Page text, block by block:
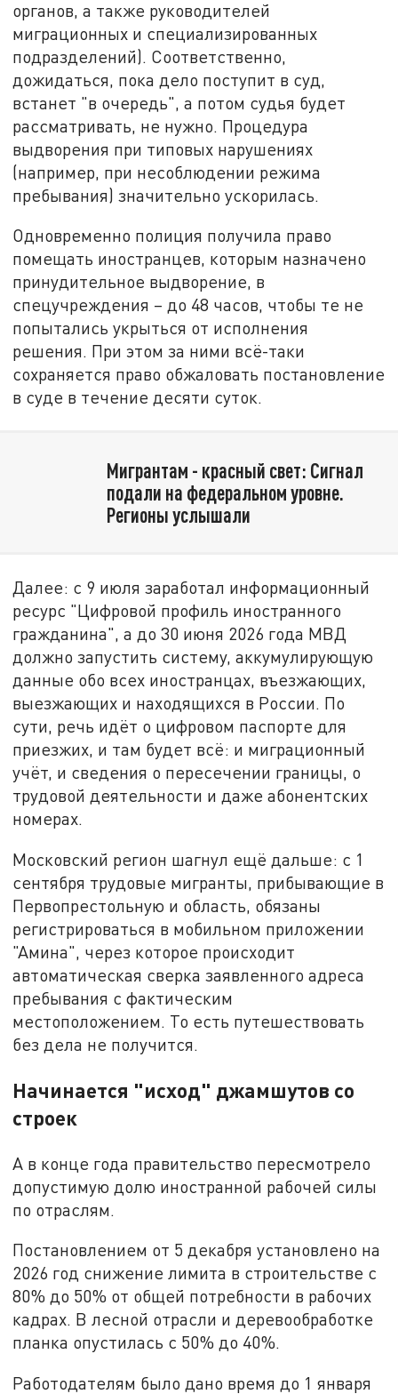
органов, а также руководителей
миграционных и специализированных
подразделений). Соответственно,
дожидаться, пока дело поступит в суд,
встанет "в очередь", а потом судья будет
рассматривать, не нужно. Процедура
выдворения при типовых нарушениях
(например, при несоблюдении режима
пребывания) значительно ускорилась.
Одновременно полиция получила право
помещать иностранцев, которым назначено
принудительное выдворение, в
спецучреждения – до 48 часов, чтобы те не
попытались укрыться от исполнения
решения. При этом за ними всё-таки
сохраняется право обжаловать постановление
в суде в течение десяти суток.
Мигрантам - красный свет: Сигнал
подали на федеральном уровне.
Регионы услышали
Далее: с 9 июля заработал информационный
ресурс "Цифровой профиль иностранного
гражданина", а до 30 июня 2026 года МВД
должно запустить систему, аккумулирующую
данные обо всех иностранцах, въезжающих,
выезжающих и находящихся в России. По
сути, речь идёт о цифровом паспорте для
приезжих, и там будет всё: и миграционный
учёт, и сведения о пересечении границы, о
трудовой деятельности и даже абонентских
номерах.
Московский регион шагнул ещё дальше: с 1
сентября трудовые мигранты, прибывающие в
Первопрестольную и область, обязаны
регистрироваться в мобильном приложении
"Амина", через которое происходит
автоматическая сверка заявленного адреса
пребывания с фактическим
местоположением. То есть путешествовать
без дела не получится.
Начинается "исход" джамшутов со
строек
А в конце года правительство пересмотрело
допустимую долю иностранной рабочей силы
по отраслям.
Постановлением от 5 декабря установлено на
2026 год снижение лимита в строительстве с
80% до 50% от общей потребности в рабочих
кадрах. В лесной отрасли и деревообработке
планка опустилась с 50% до 40%.
Работодателям было дано время до 1 января